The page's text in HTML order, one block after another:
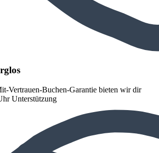
Vertrauen-Buchen-Garantie bieten wir dir
Unterstützung